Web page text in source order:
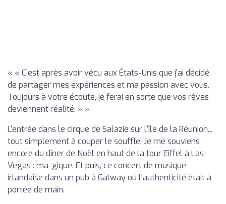
« « C'est après avoir vécu aux États-Unis que j'ai décidé
de partager mes expériences et ma passion avec vous.
Toujours à votre écoute, je ferai en sorte que vos rêves
deviennent réalité. » »
L'entrée dans le cirque de Salazie sur l'île de la Réunion...
tout simplement à couper le souffle. Je me souviens
encore du dîner de Noël en haut de la tour Eiffel à Las
Vegas : ma-gique. Et puis, ce concert de musique
irlandaise dans un pub à Galway où l'authenticité était à
portée de main.